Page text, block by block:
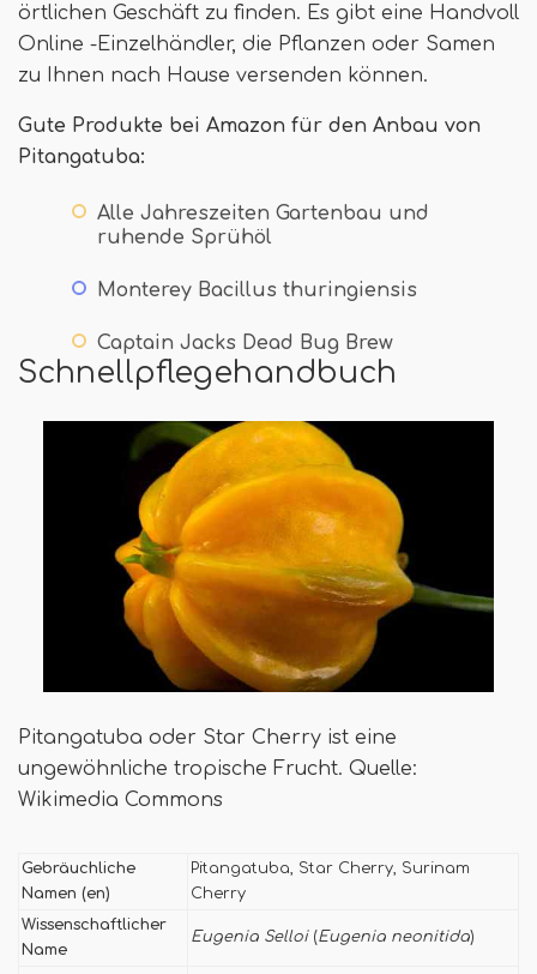
örtlichen Geschäft zu finden. Es gibt eine Handvoll
Online -Einzelhändler, die Pflanzen oder Samen
zu Ihnen nach Hause versenden können.
Gute Produkte bei Amazon für den Anbau von
Pitangatuba:
Alle Jahreszeiten Gartenbau und
ruhende Sprühöl
Monterey Bacillus thuringiensis
Captain Jacks Dead Bug Brew
Schnellpflegehandbuch
Pitangatuba oder Star Cherry ist eine
ungewöhnliche tropische Frucht. Quelle:
Wikimedia Commons
Gebräuchliche
Namen (en)
Pitangatuba, Star Cherry, Surinam
Cherry
Wissenschaftlicher
Name
Eugenia Selloi(Eugenia neonitida)